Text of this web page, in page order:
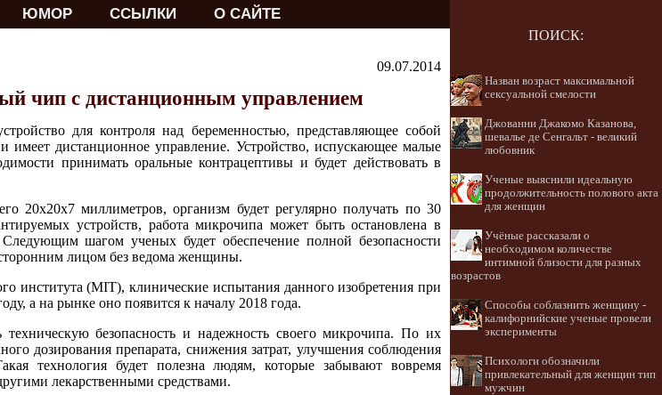
ЮМОР ССЫЛКИ О САЙТЕ
09.07.2014
чип с дистанционным управлением
для контроля над беременностью, представляющее собой
дистанционное управление. Устройство, испускающее малые
принимать оральные контрацептивы и будет действовать в
20х20х7 миллиметров, организм будет регулярно получать по 30
устройств, работа микрочипа может быть остановлена в
шагом ученых будет обеспечение полной безопасности
лицом без ведома женщины.
института (MIT), клинические испытания данного изобретения при
а на рынке оно появится к началу 2018 года.
техническую безопасность и надежность своего микрочипа. По их
дозирования препарата, снижения затрат, улучшения соблюдения
технология будет полезна людям, которые забывают вовремя
лекарственными средствами.
ПОИСК:
Назван возраст максимальной
сексуальной смелости
Джованни Джакомо Казанова,
шевалье де Сенгальт - великий
любовник
Ученые выяснили идеальную
продолжительность полового акта
для женщин
Учёные рассказали о
необходимом количестве
интимной близости для разных
возрастов
Способы соблазнить женщину -
калифорнийские ученые провели
эксперименты
Психологи обозначили
привлекательный для женщин тип
мужчин